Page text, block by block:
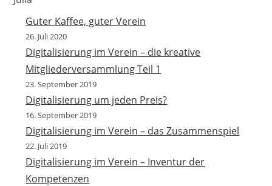
Guter Kaffee, guter Verein
26. Juli 2020
Digitalisierung im Verein – die kreative
Mitgliederversammlung Teil 1
23. September 2019
Digitalisierung um jeden Preis?
16. September 2019
Digitalisierung im Verein – das Zusammenspiel
22. Juli 2019
Digitalisierung im Verein – Inventur der
Kompetenzen